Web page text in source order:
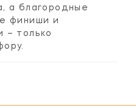
а благородные
финиши и
– только